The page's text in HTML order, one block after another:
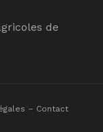
de
– Contact